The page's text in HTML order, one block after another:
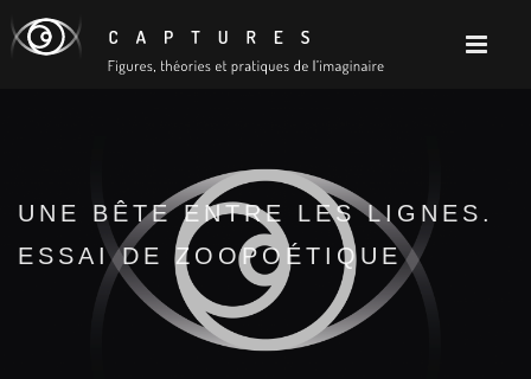
UNE BÊTE ENTRE LES LIGNES.
ESSAI DE ZOOPOÉTIQUE